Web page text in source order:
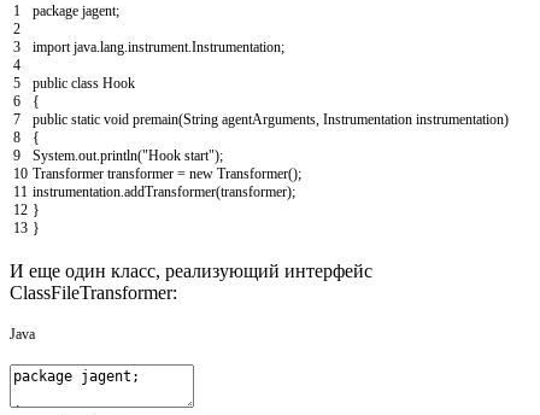
1
2
3
4
5
6
7
8
9
10
11
12
13
package jagent;
import java lang instrument Instrumentation;
public class Hook
{
public static void premain(String agentArguments Instrumentation instrumentation)
{
System out println("Hook start");
Transformer transformer = new Transformer();
instrumentation addTransformer(transformer);
}
}
И еще один класс, реализующий интерфейс
ClassFileTransformer:
Java